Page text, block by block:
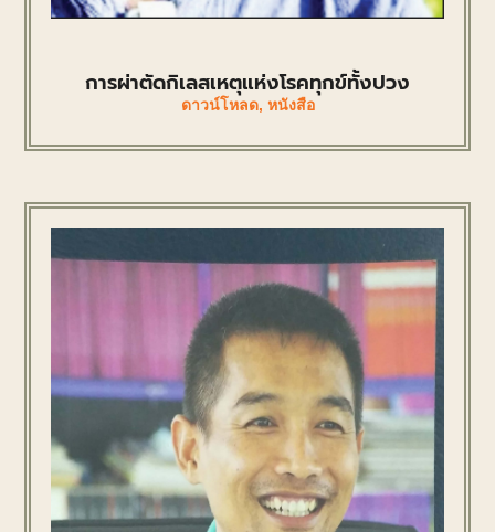
การผ่าตัดกิเลสเหตุแห่งโรคทุกข์ทั้งปวง
ดาวน์โหลด, หนังสือ